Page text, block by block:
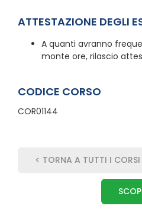
ATTESTAZIONE DEGLI
A quanti avranno
monte ore, rilascio
CODICE CORSO
COR01144
< TORNA A TUTTI I CORSI